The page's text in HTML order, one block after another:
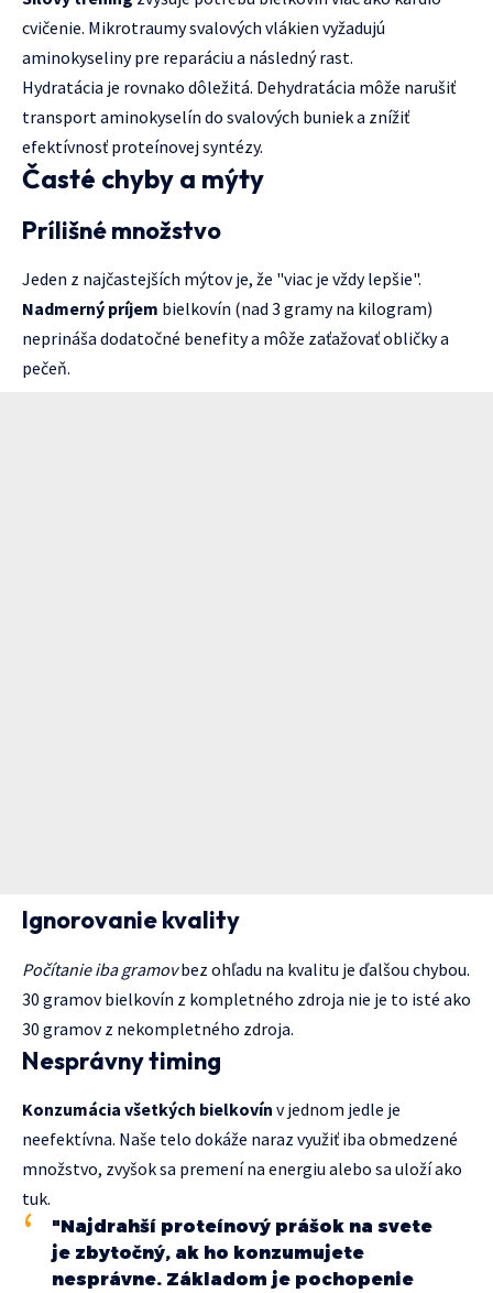
cvičenie. Mikrotraumy svalových vlákien vyžadujú
aminokyseliny pre reparáciu a následný rast.
Hydratácia je rovnako dôležitá. Dehydratácia môže narušiť
transport aminokyselín do svalových buniek a znížiť
efektívnosť proteínovej syntézy.
Časté chyby a mýty
Prílišné množstvo
Jeden z najčastejších mýtov je, že "viac je vždy lepšie".
Nadmerný príjem bielkovín (nad 3 gramy na kilogram)
neprináša dodatočné benefity a môže zaťažovať obličky a
pečeň.
Ignorovanie kvality
Počítanie iba gramovbez ohľadu na kvalitu je ďalšou chybou.
30 gramov bielkovín z kompletného zdroja nie je to isté ako
30 gramov z nekompletného zdroja.
Nesprávny timing
Konzumácia všetkých bielkovín v jednom jedle je
neefektívna. Naše telo dokáže naraz využiť iba obmedzené
množstvo, zvyšok sa premení na energiu alebo sa uloží ako
tuk.
"Najdrahší proteínový prášok na svete
je zbytočný, ak ho konzumujete
nesprávne. Základom je pochopenie